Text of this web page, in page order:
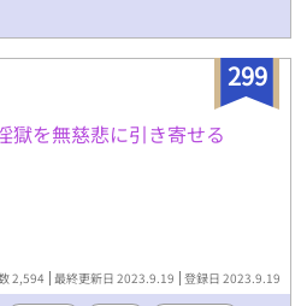
様の謝罪？とおまけで、 異世界に
に……。 第二の人生、異世界で丸
愛？物語？！
299
獄を無慈悲に引き寄せる
2,594 最終更新日 2023.9.19 登録日 2023.9.19